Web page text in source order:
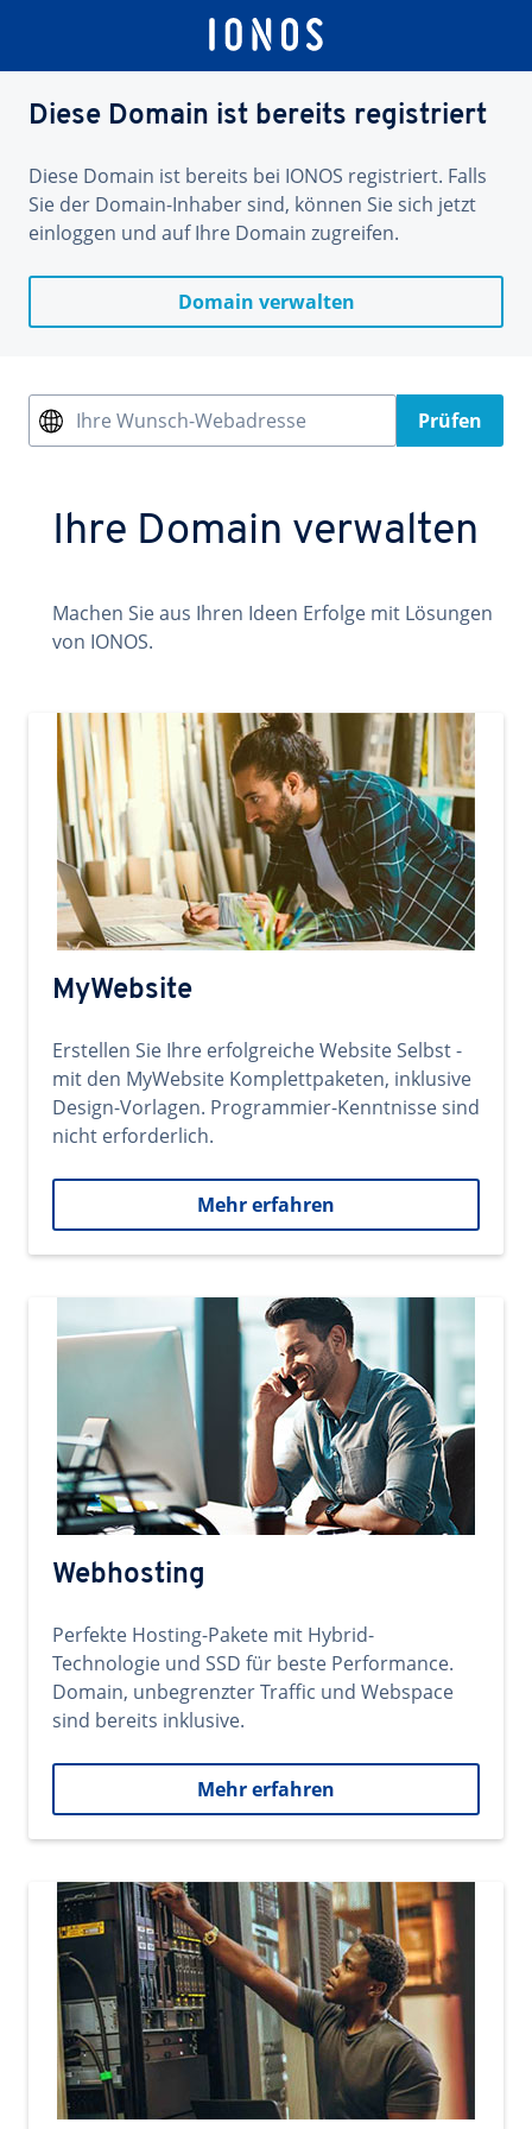
Diese Domain ist bereits registriert
Diese Domain ist bereits bei IONOS registriert. Falls
Sie der Domain-Inhaber sind, können Sie sich jetzt
einloggen und auf Ihre Domain zugreifen.
Domain verwalten
Ihre Wunsch-Webadresse Prüfen
Ihre Domain verwalten
Machen Sie aus Ihren Ideen Erfolge mit Lösungen
von IONOS.
MyWebsite
Erstellen Sie Ihre erfolgreiche Website Selbst -
mit den MyWebsite Komplettpaketen, inklusive
Design-Vorlagen. Programmier-Kenntnisse sind
nicht erforderlich.
Mehr erfahren
Webhosting
Perfekte Hosting-Pakete mit Hybrid-
Technologie und SSD für beste Performance.
Domain, unbegrenzter Traffic und Webspace
sind bereits inklusive.
Mehr erfahren